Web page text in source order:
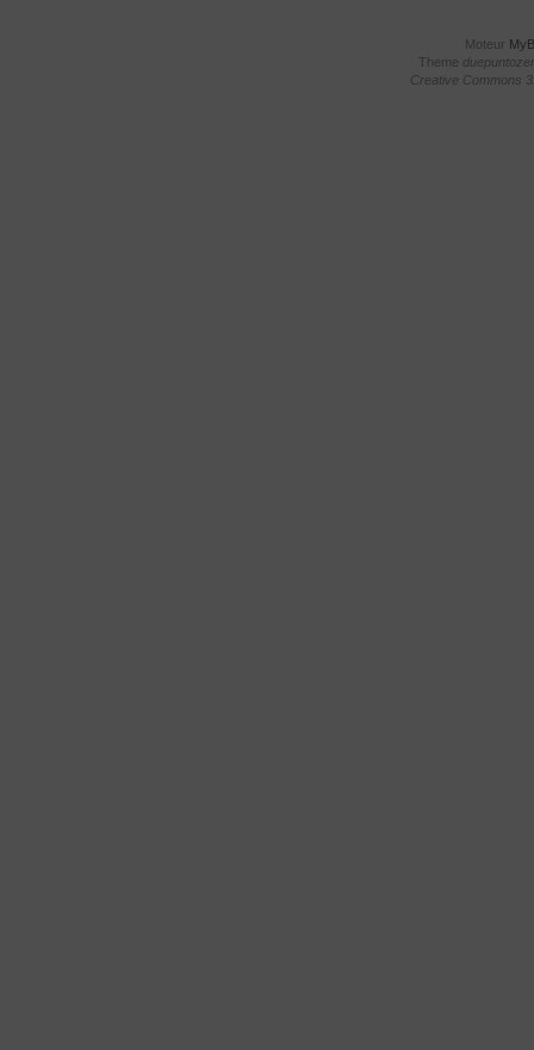
Moteur
Theme
Creative Commons